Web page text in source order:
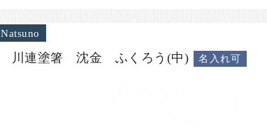
Natsuno
川連塗箸 沈金 ふくろう(中) 名入れ可